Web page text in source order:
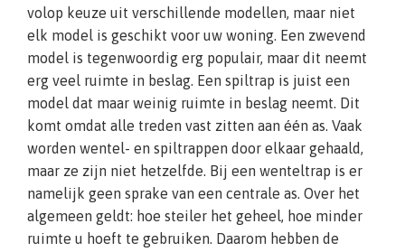
volop keuze uit verschillende modellen, maar niet
elk model is geschikt voor uw woning. Een zwevend
model is tegenwoordig erg populair, maar dit neemt
erg veel ruimte in beslag. Een spiltrap is juist een
model dat maar weinig ruimte in beslag neemt. Dit
komt omdat alle treden vast zitten aan één as. Vaak
worden wentel- en spiltrappen door elkaar gehaald,
maar ze zijn niet hetzelfde. Bij een wenteltrap is er
namelijk geen sprake van een centrale as. Over het
algemeen geldt: hoe steiler het geheel, hoe minder
ruimte u hoeft te gebruiken. Daarom hebben de